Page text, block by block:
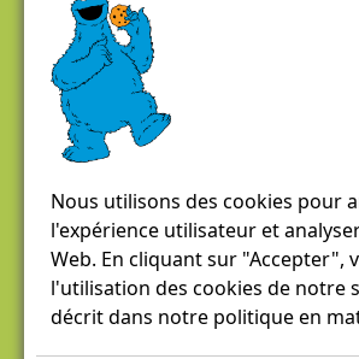
1228 Plan-les-Ouates
Case postale 1055
1211 Genève 26
022 884 81 81
panierdici@lrgg.ch
Nous utilisons des cookies pour
l'expérience utilisateur et
Web. En cliquant sur "Accepter",
l'utilisation des cookies de notre
décrit dans notre politique en